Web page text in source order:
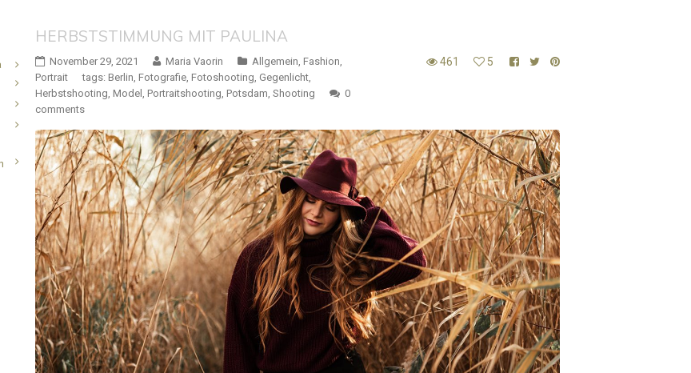
HERBSTSTIMMUNG MIT PAULINA
November 29, 2021 Maria Vaorin Allgemein, Fashion,
Portrait
tags: Berlin, Fotografie, Fotoshooting, Gegenlicht,
Herbstshooting, Model , Portraitshooting, Potsdam, Shooting
0
comments
461 5